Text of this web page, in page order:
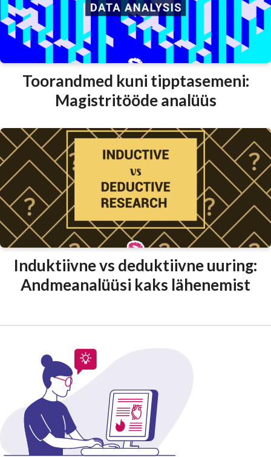
Toorandmed kuni tipptasemeni:
Magistritööde analüüs
Induktiivne vs deduktiivne uuring:
Andmeanalüüsi kaks lähenemist